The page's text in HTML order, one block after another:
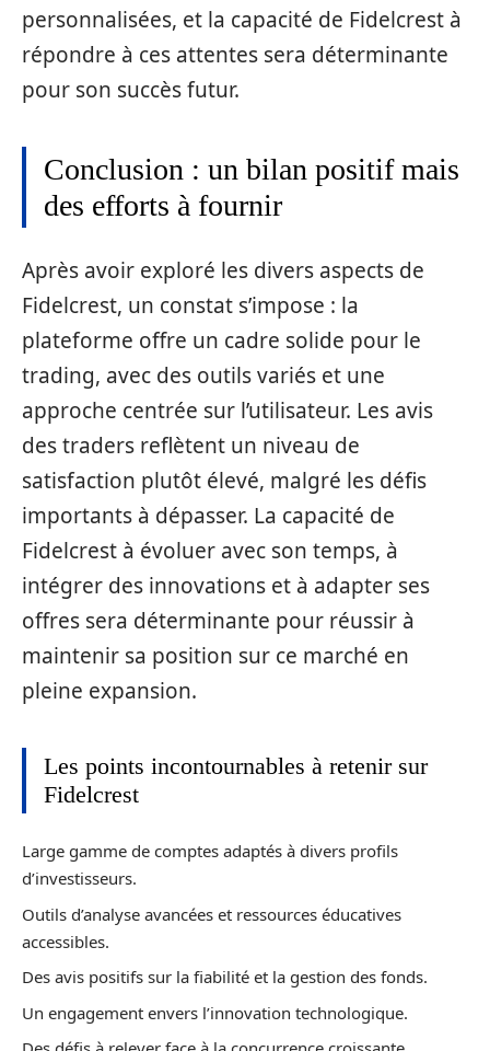
personnalisées, et la capacité de Fidelcrest à
répondre à ces attentes sera déterminante
pour son succès futur.
Conclusion : un bilan positif mais
des efforts à fournir
Après avoir exploré les divers aspects de
Fidelcrest, un constat s’impose : la
plateforme offre un cadre solide pour le
trading, avec des outils variés et une
approche centrée sur l’utilisateur. Les avis
des traders reflètent un niveau de
satisfaction plutôt élevé, malgré les défis
importants à dépasser. La capacité de
Fidelcrest à évoluer avec son temps, à
intégrer des innovations et à adapter ses
offres sera déterminante pour réussir à
maintenir sa position sur ce marché en
pleine expansion.
Les points incontournables à retenir sur
Fidelcrest
Large gamme de comptes adaptés à divers profils
d’investisseurs.
Outils d’analyse avancées et ressources éducatives
accessibles.
Des avis positifs sur la fiabilité et la gestion des fonds.
Un engagement envers l’innovation technologique.